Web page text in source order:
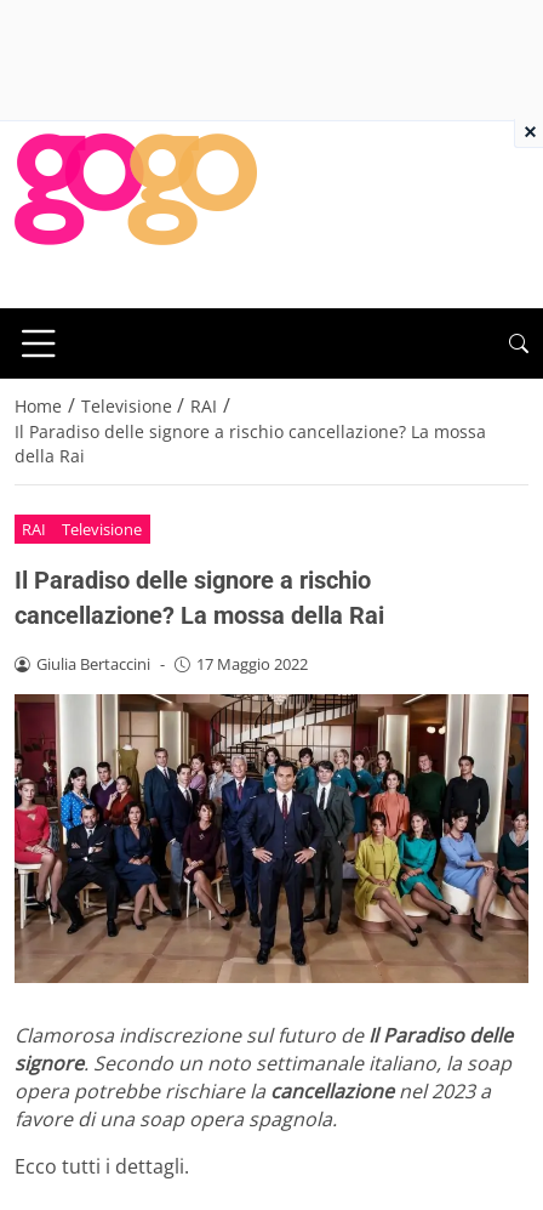
Home / Televisione / RAI /
Il Paradiso delle signore a rischio cancellazione? La mossa
della Rai
RAI Televisione
Il Paradiso delle signore a rischio
cancellazione? La mossa della Rai
Giulia Bertaccini - 17 Maggio 2022
Clamorosa indiscrezione sul futuro deIl Paradiso delle
signore. Secondo un noto settimanale italiano, la soap
opera potrebbe rischiare la cancellazionenel 2023 a
favore di una soap opera spagnola.
Ecco tutti i dettagli.
×